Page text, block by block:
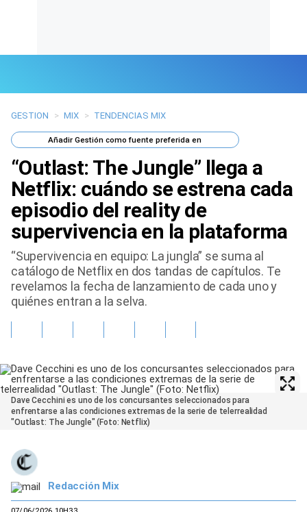
Últimas Noticias
Mi Bolsillo
Respuestas
Gente
Vida Laboral
Tendencias Mix
Sports
GESTION > MIX > TENDENCIAS MIX
AñadirGestión como fuente preferida en
“Outlast: The Jungle” llega a
Netflix: cuándo se estrena cada
episodio del reality de
supervivencia en la plataforma
“Supervivencia en equipo: La jungla” se suma al
catálogo de Netflix en dos tandas de capítulos. Te
revelamos la fecha de lanzamiento de cada uno y
quiénes entran a la selva.
Dave Cecchini es uno de los concursantes seleccionados para
enfrentarse a las condiciones extremas de la serie de telerrealidad
"Outlast: The Jungle" (Foto: Netflix)
Redacción Mix